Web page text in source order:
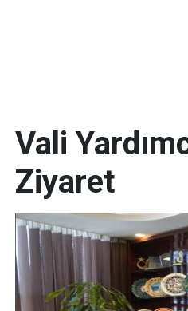
Vali
Ziyaret